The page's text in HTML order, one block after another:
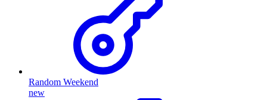
Random Weekend
new